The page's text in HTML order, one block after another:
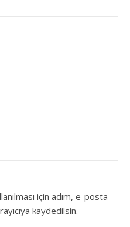
için adım, e-posta
kaydedilsin.